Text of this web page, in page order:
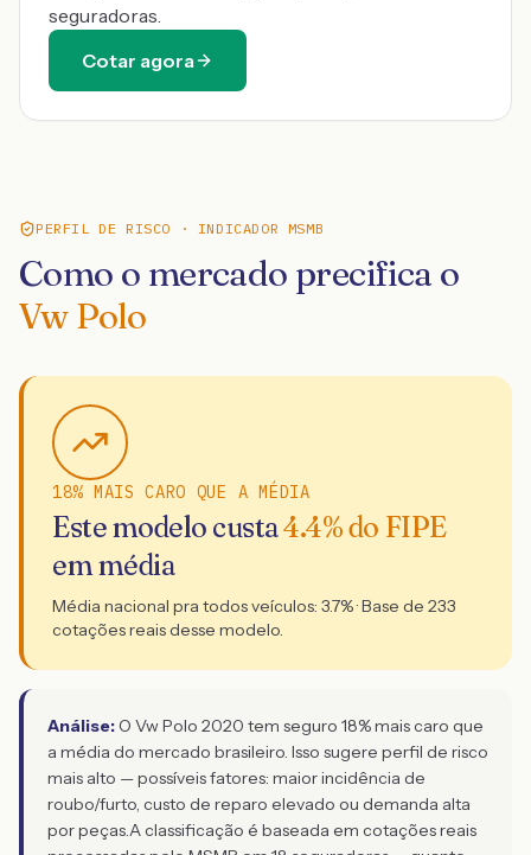
seguradoras.
Cotar agora
PERFIL DE RISCO · INDICADOR MSMB
Como o mercado precifica o
Vw Polo
18% MAIS CARO QUE A MÉDIA
Este modelo custa4.4% do FIPE
em média
Média nacional pra todos veículos: 3.7% · Base de 233
cotações reais desse modelo.
Análise: O Vw Polo 2020 tem seguro 18% mais caro que
a média do mercado brasileiro. Isso sugere perfil de risco
mais alto — possíveis fatores: maior incidência de
roubo/furto, custo de reparo elevado ou demanda alta
por peças.A classificação é baseada em cotações reais